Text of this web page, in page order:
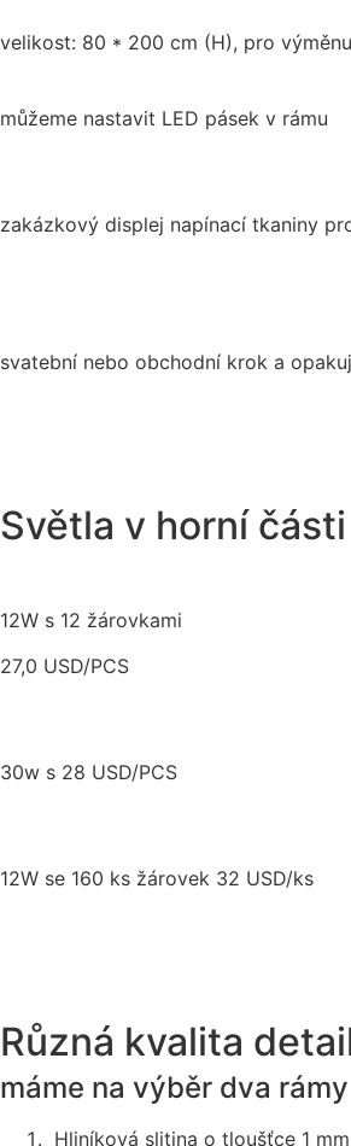
velikost: 80 * 200 cm (H), pro
můžeme nastavit LED pásek v rámu
zakázkový displej napínací tkaniny
svatební nebo obchodní krok a
Světla v horní
12W s 12 žárovkami
27,0 USD/PCS
30w s 28 USD/PCS
12W se 160 ks žárovek 32 USD/ks
Různá kvalita
máme na výběr dva
Hliníková slitina o tloušťce 1